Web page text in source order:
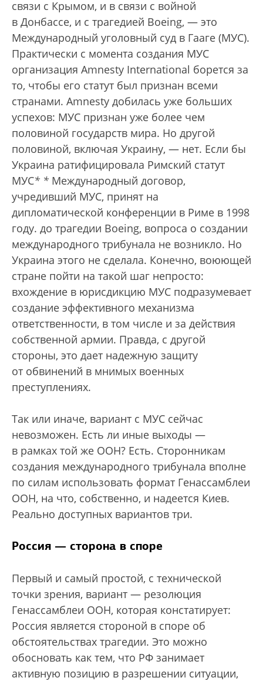
связи с Крымом, и в связи с войной
в Донбассе, и с трагедией Boeing, — это
Международный уголовный суд в Гааге (МУС).
Практически с момента создания МУС
организация Amnesty International борется за
то, чтобы его статут был признан всеми
странами. Amnesty добилась уже больших
успехов: МУС признан уже более чем
половиной государств мира. Но другой
половиной, включая Украину, — нет. Если бы
Украина ратифицировала Римский статут
МУС* * Международный договор,
учредивший МУС, принят на
дипломатической конференции в Риме в 1998
году. до трагедии Boeing, вопроса о создании
международного трибунала не возникло. Но
Украина этого не сделала. Конечно, воюющей
стране пойти на такой шаг непросто:
вхождение в юрисдикцию МУС подразумевает
создание эффективного механизма
ответственности, в том числе и за действия
собственной армии. Правда, с другой
стороны, это дает надежную защиту
от обвинений в мнимых военных
преступлениях.
Так или иначе, вариант с МУС сейчас
невозможен. Есть ли иные выходы —
в рамках той же ООН? Есть. Сторонникам
создания международного трибунала вполне
по силам использовать формат Генассамблеи
ООН, на что, собственно, и надеется Киев.
Реально доступных вариантов три.
Россия — сторона в споре
Первый и самый простой, с технической
точки зрения, вариант — резолюция
Генассамблеи ООН, которая констатирует:
Россия является стороной в споре об
обстоятельствах трагедии. Это можно
обосновать как тем, что РФ занимает
активную позицию в разрешении ситуации,